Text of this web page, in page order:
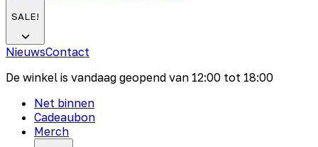
SALE!
NieuwsContact
De winkel is vandaag geopend van 12:00 tot 18:00
Net binnen
Cadeaubon
Merch